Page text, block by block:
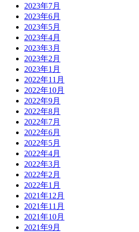
2023年7月
2023年6月
2023年5月
2023年4月
2023年3月
2023年2月
2023年1月
2022年11月
2022年10月
2022年9月
2022年8月
2022年7月
2022年6月
2022年5月
2022年4月
2022年3月
2022年2月
2022年1月
2021年12月
2021年11月
2021年10月
2021年9月